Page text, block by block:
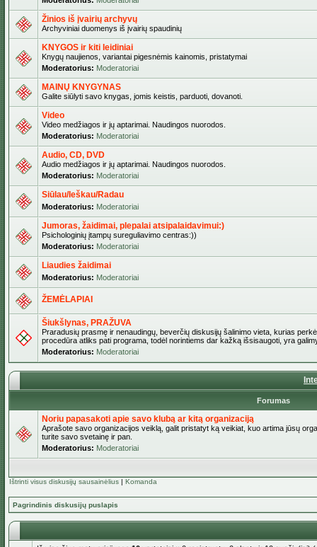
Žinios iš įvairių archyvų
Archyviniai duomenys iš įvairių spaudinių
KNYGOS ir kiti leidiniai
Knygų naujienos, variantai pigesnėmis kainomis, pristatymai
Moderatorius: Moderatoriai
MAINŲ KNYGYNAS
Galite siūlyti savo knygas, jomis keistis, parduoti, dovanoti.
Video
Video medžiagos ir jų aptarimai. Naudingos nuorodos.
Moderatorius: Moderatoriai
Audio, CD, DVD
Audio medžiagos ir jų aptarimai. Naudingos nuorodos.
Moderatorius: Moderatoriai
Siūlau/Ieškau/Radau
Moderatorius: Moderatoriai
Jumoras, žaidimai, plepalai atsipalaidavimui:)
Psichologinių įtampų sureguliavimo centras:))
Moderatorius: Moderatoriai
Liaudies žaidimai
Moderatorius: Moderatoriai
ŽEMĖLAPIAI
Šiukšlynas, PRAŽUVA
Praradusių prasmę ir nenaudingų, beverčių diskusijų šalinimo vieta, kurias
procedūra atliks pati programa, todėl norintiems dar kažką išsisaugoti, yra
Moderatorius: Moderatoriai
Forumas
Noriu papasakoti apie savo klubą ar kitą organizaciją
Aprašote savo organizacijos veiklą, galit pristatyt ką veikiat, kuo artima jūsų
turite savo svetainę ir pan.
Moderatorius: Moderatoriai
Ištrinti visus diskusijų sausainėlius | Komanda
Pagrindinis diskusijų puslapis